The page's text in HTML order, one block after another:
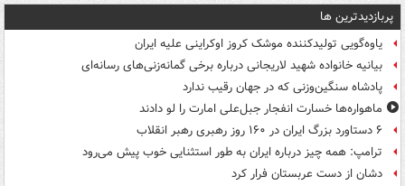
پربازدیدترین ها
یاوه‌گویی تولیدکننده موشک کروز اوکراینی علیه ایران
بیانیه خانواده شهید لاریجانی درباره برخی گمانه‌زنی‌های رسانه‌ای
پادشاه سنگین‌وزنی که در جهان رقیب ندارد
ماهواره‌ها خسارت انفجار جبل‌علی امارت را لو دادند
۶ دستاورد بزرگ ایران در ۱۶۰ روز رهبری رهبر انقلاب
ترامپ: همه چیز درباره ایران به طور استثنایی خوب پیش می‌رود
دشان از دست عربستان فرار کرد